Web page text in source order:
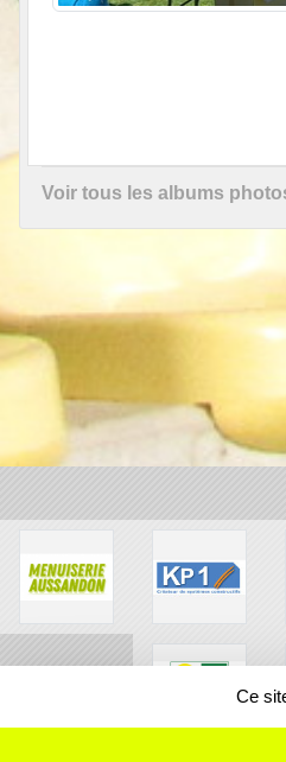
Voir tous les albums
Ce